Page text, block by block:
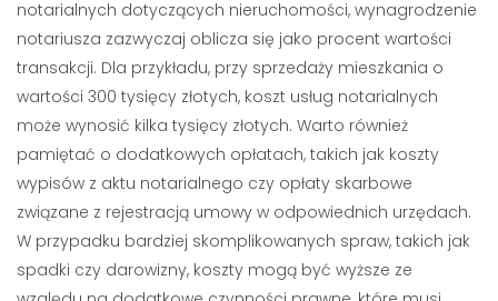
notarialnych dotyczących nieruchomości, wynagrodzenie
notariusza zazwyczaj oblicza się jako procent wartości
transakcji. Dla przykładu, przy sprzedaży mieszkania o
wartości 300 tysięcy złotych, koszt usług notarialnych
może wynosić kilka tysięcy złotych. Warto również
pamiętać o dodatkowych opłatach, takich jak koszty
wypisów z aktu notarialnego czy opłaty skarbowe
związane z rejestracją umowy w odpowiednich urzędach.
W przypadku bardziej skomplikowanych spraw, takich jak
spadki czy darowizny, koszty mogą być wyższe ze